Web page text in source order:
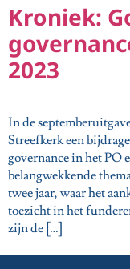
Kroniek:
2023
In de
Streefkerk een
governance in het PO
belangwekkende
twee jaar, waar het
toezicht in het
zijn de […]